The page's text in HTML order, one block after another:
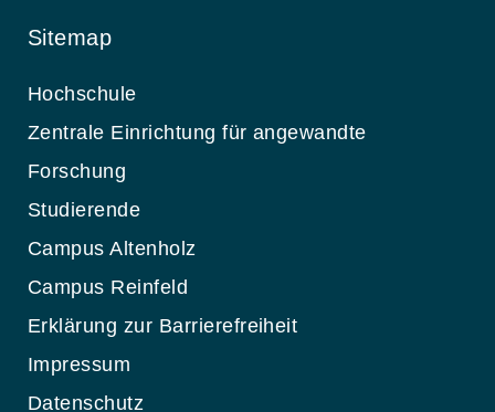
Sitemap
Hochschule
Zentrale Einrichtung für angewandte
Forschung
Studierende
Campus Altenholz
Campus Reinfeld
Erklärung zur Barrierefreiheit
Impressum
Datenschutz